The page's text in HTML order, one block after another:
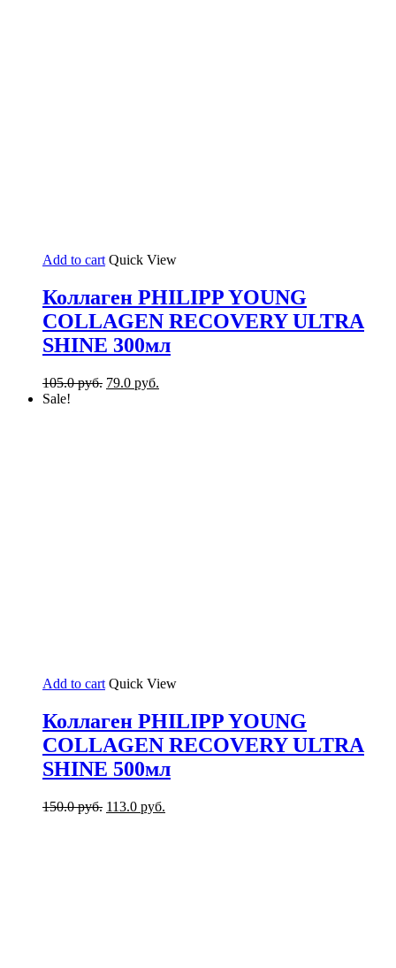
Add to cart Quick View
Коллаген PHILIPP YOUNG
COLLAGEN RECOVERY ULTRA
SHINE 300мл
105.0руб. 79.0 руб.
Sale!
Add to cart Quick View
Коллаген PHILIPP YOUNG
COLLAGEN RECOVERY ULTRA
SHINE 500мл
150.0руб. 113.0 руб.